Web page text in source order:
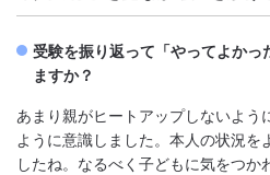
受験を振り返って「やってよかっ
ますか？
あまり親がヒートアップしないよう
ように意識しました。本人の状況を
したね。なるべく子どもに気をつ